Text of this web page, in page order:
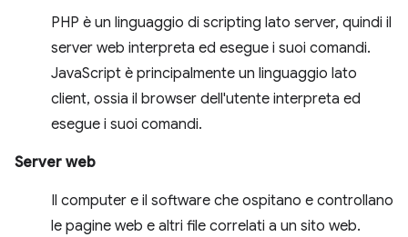
PHP è un linguaggio di scripting lato server, quindi il
server web interpreta ed esegue i suoi comandi.
JavaScript è principalmente un linguaggio lato
client, ossia il browser dell'utente interpreta ed
esegue i suoi comandi.
Server web
Il computer e il software che ospitano e controllano
le pagine web e altri file correlati a un sito web.